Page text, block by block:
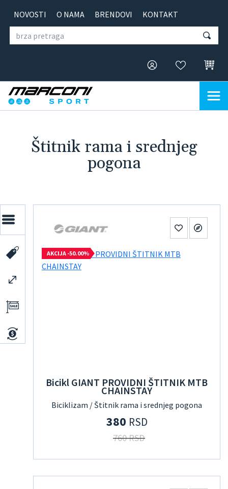
NOVOSTI O NAMA BRENDOVI KONTAKT
Štitnik rama i srednjeg
pogona
AKCIJA -50.00%
Bicikl GIANT PROVIDNI ŠTITNIK MTB
CHAINSTAY
Biciklizam / Štitnik rama i srednjeg pogona
380 RSD
760 RSD